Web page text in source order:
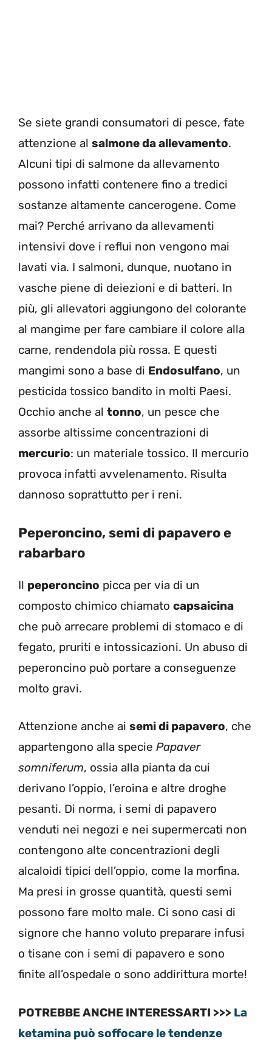
Se siete grandi consumatori di pesce, fate
attenzione al salmone da allevamento.
Alcuni tipi di salmone da allevamento
possono infatti contenere fino a tredici
sostanze altamente cancerogene. Come
mai? Perché arrivano da allevamenti
intensivi dove i reflui non vengono mai
lavati via. I salmoni, dunque, nuotano in
vasche piene di deiezioni e di batteri. In
più, gli allevatori aggiungono del colorante
al mangime per fare cambiare il colore alla
carne, rendendola più rossa. E questi
mangimi sono a base di Endosulfano, un
pesticida tossico bandito in molti Paesi.
Occhio anche al tonno, un pesce che
assorbe altissime concentrazioni di
mercurio: un materiale tossico. Il mercurio
provoca infatti avvelenamento. Risulta
dannoso soprattutto per i reni.
Peperoncino, semi di papavero e
rabarbaro
Il peperoncino picca per via di un
composto chimico chiamato capsaicina
che può arrecare problemi di stomaco e di
fegato, pruriti e intossicazioni. Un abuso di
peperoncino può portare a conseguenze
molto gravi.
Attenzione anche ai semi di papavero, che
appartengono alla specie Papaver
somniferum, ossia alla pianta da cui
derivano l’oppio, l’eroina e altre droghe
pesanti. Di norma, i semi di papavero
venduti nei negozi e nei supermercati non
contengono alte concentrazioni degli
alcaloidi tipici dell’oppio, come la morfina.
Ma presi in grosse quantità, questi semi
possono fare molto male. Ci sono casi di
signore che hanno voluto preparare infusi
o tisane con i semi di papavero e sono
finite all’ospedale o sono addirittura morte!
POTREBBE ANCHE INTERESSARTI >>> La
ketamina può soffocare le tendenze